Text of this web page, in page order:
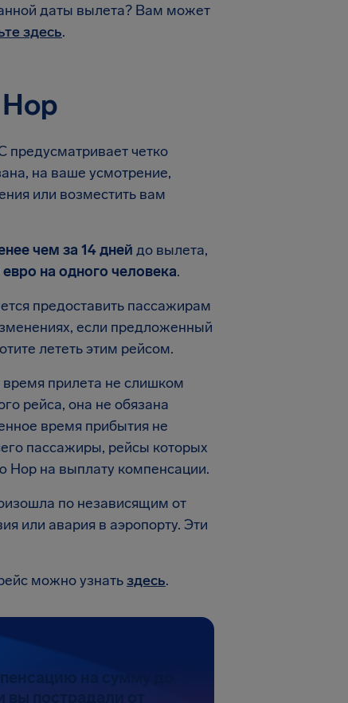
даты вылета? Вам может
здесь.
предусматривает четко
на ваше усмотрение,
или возместить вам
чем за 14 дней до вылета,
на одного человека.
предоставить пассажирам
если предложенный
лететь этим рейсом.
прилета не слишком
рейса, она не обязана
время прибытия не
пассажиры, рейсы которых
Hop на выплату компенсации.
по независящим от
или авария в аэропорту. Эти
можно узнатьздесь.
на сумму до
вы пострадали от